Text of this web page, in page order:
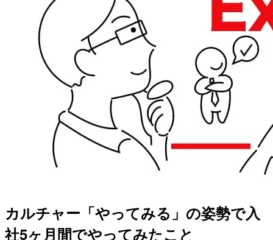
カルチャー「やってみる」の姿勢で入
社5ヶ月間でやってみたこと